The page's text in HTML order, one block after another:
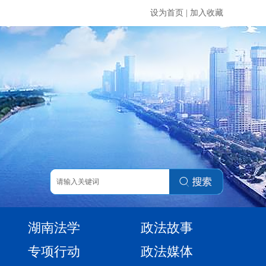
设为首页 加入收藏
湖南法学
政法故事
专项行动
政法媒体